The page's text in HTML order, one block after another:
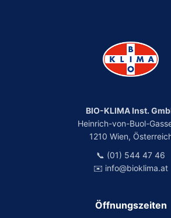
BIO-KLIMA Inst.
Heinrich-von-Buol-
1210 Wien,
📞 (01) 544 47 46
✉️ info@bioklima.at
Öffnungszeiten